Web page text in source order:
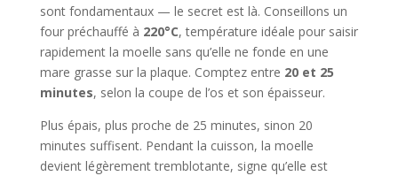
sont fondamentaux — le secret est là. Conseillons un
four préchauffé à 220°C, température idéale pour saisir
rapidement la moelle sans qu’elle ne fonde en une
mare grasse sur la plaque. Comptez entre 20 et 25
minutes, selon la coupe de l’os et son épaisseur.
Plus épais, plus proche de 25 minutes, sinon 20
minutes suffisent. Pendant la cuisson, la moelle
devient légèrement tremblotante, signe qu’elle est